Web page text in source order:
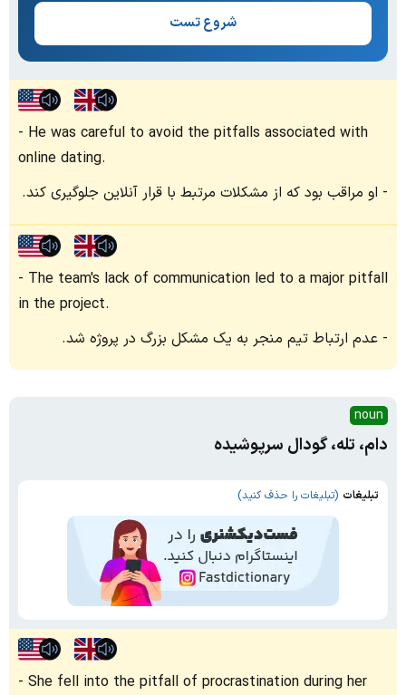
شروع تست
He was careful to avoid the pitfalls associated with
online dating.
او مراقب بود که از مشکلات مرتبط با قرار آنلاین جلوگیری کند.
The team's lack of communication led to a major pitfall
in the project.
عدم ارتباط تیم منجر به یک مشکل بزرگ در پروژه شد.
noun
دام، تله، گودال سرپوشیده
تبلیغات (تبلیغات را حذف کنید)
She fell into the pitfall of procrastination during her